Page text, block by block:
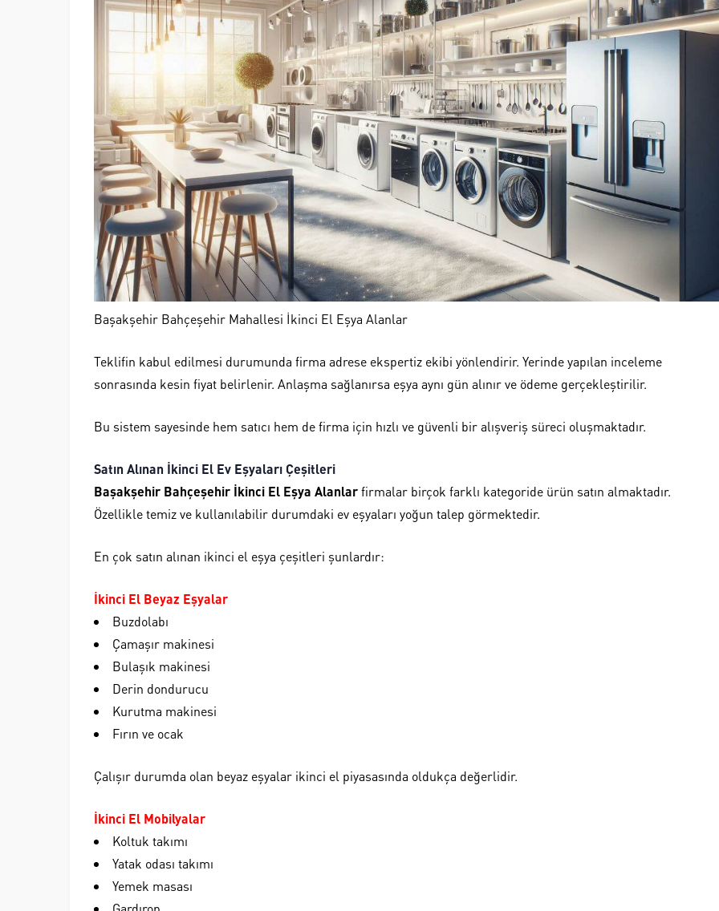
Başakşehir Bahçeşehir Mahallesi İkinci El Eşya Alanlar
Teklifin kabul edilmesi durumunda firma adrese ekspertiz ekibi yönlendirir. Yerinde yapılan inceleme
sonrasında kesin fiyat belirlenir. Anlaşma sağlanırsa eşya aynı gün alınır ve ödeme gerçekleştirilir.
Bu sistem sayesinde hem satıcı hem de firma için hızlı ve güvenli bir alışveriş süreci oluşmaktadır.
Satın Alınan İkinci El Ev Eşyaları Çeşitleri
Başakşehir Bahçeşehir İkinci El Eşya Alanlarfirmalar birçok farklı kategoride ürün satın almaktadır.
Özellikle temiz ve kullanılabilir durumdaki ev eşyaları yoğun talep görmektedir.
En çok satın alınan ikinci el eşya çeşitleri şunlardır:
İkinci El Beyaz Eşyalar
Buzdolabı
Çamaşır makinesi
Bulaşık makinesi
Derin dondurucu
Kurutma makinesi
Fırın ve ocak
Çalışır durumda olan beyaz eşyalar ikinci el piyasasında oldukça değerlidir.
İkinci El Mobilyalar
Koltuk takımı
Yatak odası takımı
Yemek masası